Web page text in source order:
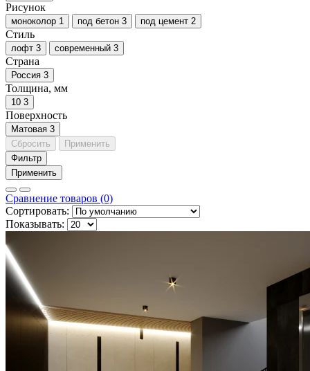
Рисунок
моноколор 1 под бетон 3 под цемент 2
Стиль
лофт 3 современный 3
Страна
Россия 3
Толщина, мм
10 3
Поверхность
Матовая 3
Сбросить
Применить
Фильтр
Применить
Сравнение товаров (0)
Сортировать:
Показывать: